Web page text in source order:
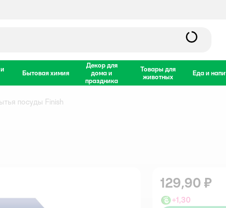
Бытовая химия
Декор для
дома и
праздника
Товары для
животных
Еда и
посуды Finish
129,90 ₽
+1,30